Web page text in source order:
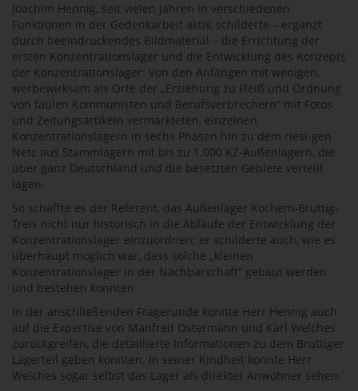
Joachim Hennig, seit vielen Jahren in verschiedenen
Funktionen in der Gedenkarbeit aktiv, schilderte – ergänzt
durch beeindruckendes Bildmaterial – die Errichtung der
ersten Konzentrationslager und die Entwicklung des Konzepts
der Konzentrationslager: Von den Anfängen mit wenigen,
werbewirksam als Orte der „Erziehung zu Fleiß und Ordnung
von faulen Kommunisten und Berufsverbrechern“ mit Fotos
und Zeitungsartikeln vermarkteten, einzelnen
Konzentrationslagern in sechs Phasen hin zu dem riesi-gen
Netz aus Stammlagern mit bis zu 1.000 KZ-Außenlagern, die
über ganz Deutschland und die besetzten Gebiete verteilt
lagen.
So schaffte es der Referent, das Außenlager Kochem-Bruttig-
Treis nicht nur historisch in die Abläufe der Entwicklung der
Konzentrationslager einzuordnen; er schilderte auch, wie es
überhaupt möglich war, dass solche „kleinen
Konzentrationslager in der Nachbarschaft“ gebaut werden
und bestehen konnten.
In der anschließenden Fragerunde konnte Herr Hennig auch
auf die Expertise von Manfred Ostermann und Karl Welches
zurückgreifen, die detaillierte Informationen zu dem Bruttiger
Lagerteil geben konnten. In seiner Kindheit konnte Herr
Welches sogar selbst das Lager als direkter Anwohner sehen.